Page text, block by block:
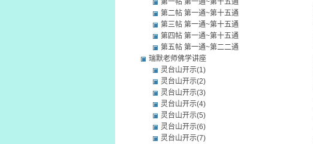
第一帖 第一通~第十五通
第二帖 第一通~第十五通
第三帖 第一通~第十五通
第四帖 第一通~第十五通
第五帖 第一通~第二二通
瑞默老师佛学讲座
灵台山开示(1)
灵台山开示(2)
灵台山开示(3)
灵台山开示(4)
灵台山开示(5)
灵台山开示(6)
灵台山开示(7)